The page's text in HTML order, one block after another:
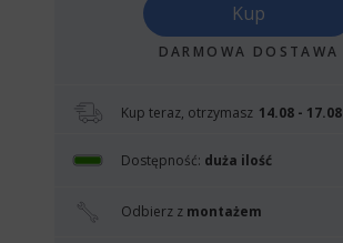
Kup
DARMOWA DOSTAWA
Kup teraz, otrzymasz 14.08 - 17.08
Dostępność: duża ilość
Odbierz z montażem